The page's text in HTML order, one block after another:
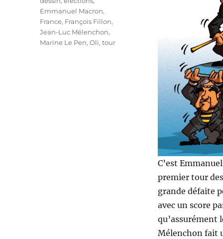
C’est
premier tour
grande défaite
avec un score
qu’assurément
Mélenchon fait
Emmanuel Macron,
France, François Fillon,
Jean-Luc Mélenchon,
Marine Le Pen,Oli,tour